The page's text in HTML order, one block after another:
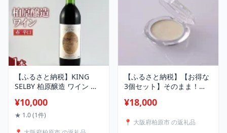
【ふるさと納税】KING
SELBY 柏原醸造 ワイン 赤
辛口 ミディアムボディ 大
阪 カタシモワイナリー 酒
¥10,000
★ 1.0 (1件)
【ふるさと納税】【お得な
3個セット】そのまま！
リーム3g クリア
¥18,000
📍 大阪府柏原市 の返礼品